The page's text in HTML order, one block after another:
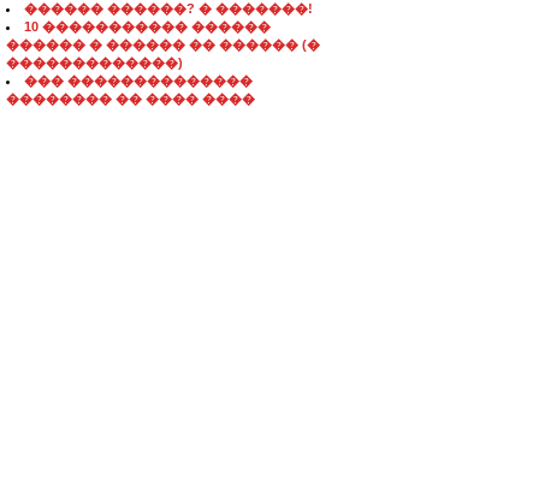
������ ������? � �������!
10 ����������� ������
������ � ������ �� ������ (�
�������������)
��� ��������������
�������� �� ���� ����